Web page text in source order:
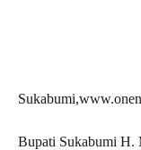
Bupati Sukabumi H.